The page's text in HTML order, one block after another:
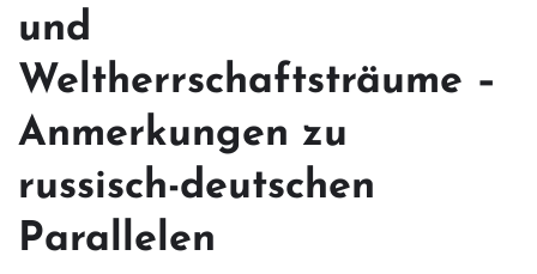
und
Weltherrschaftsträume –
Anmerkungen zu
russisch-deutschen
Parallelen